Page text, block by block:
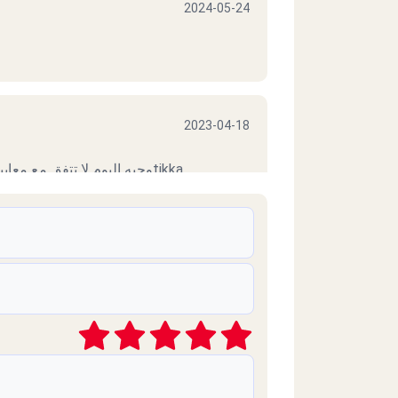
2024-05-24
2023-04-18
وجبه اليوم لا تتفق مع معايير الجوده اللتي تعودنا عليها من مطاعمtikka
2020-09-04